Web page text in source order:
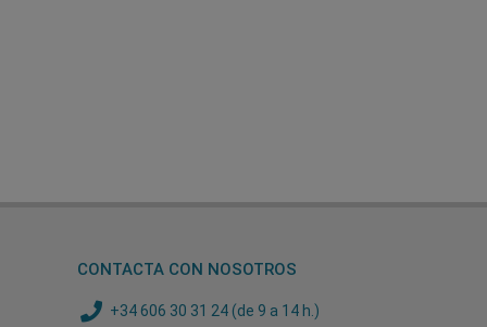
CONTACTA CON NOSOTROS
+34 606 30 31 24 (de 9 a 14 h.)